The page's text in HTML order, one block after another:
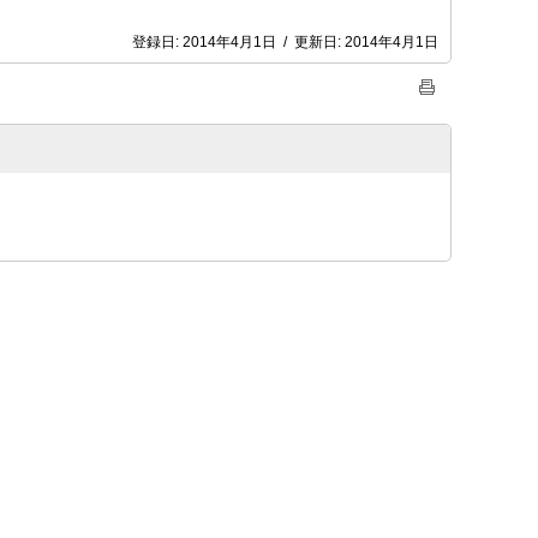
登録日: 2014年4月1日 / 更新日: 2014年4月1日